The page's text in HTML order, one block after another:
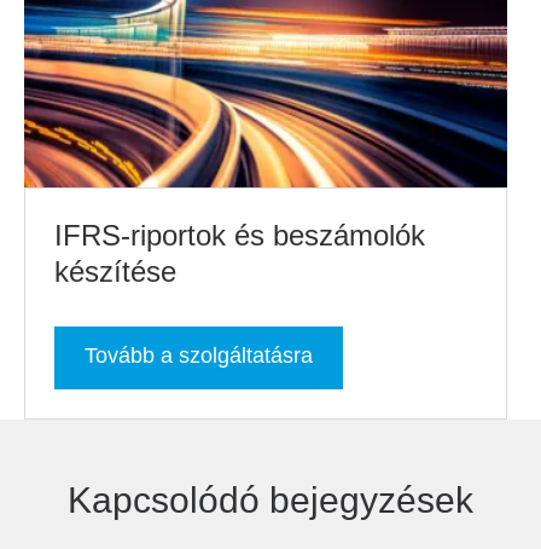
IFRS-riportok és beszámolók
készítése
Tovább a szolgáltatásra
Kapcsolódó bejegyzések